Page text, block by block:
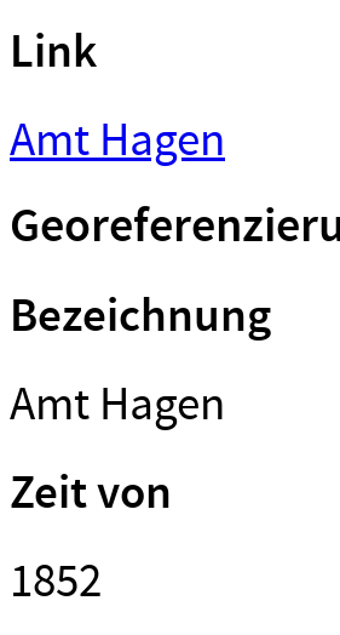
Link
Amt Hagen
Bezeichnung
Amt Hagen
Zeit von
1852